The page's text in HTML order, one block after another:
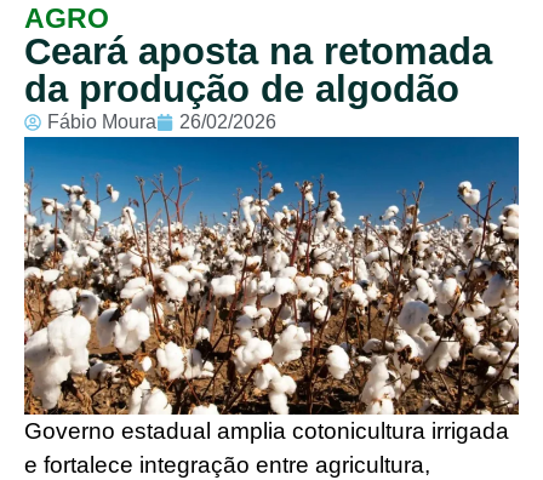
AGRO
Ceará aposta na retomada
da produção de algodão
Fábio Moura 26/02/2026
Governo estadual amplia cotonicultura irrigada
e fortalece integração entre agricultura,